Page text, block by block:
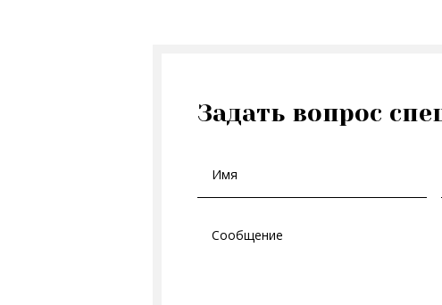
Задать вопрос